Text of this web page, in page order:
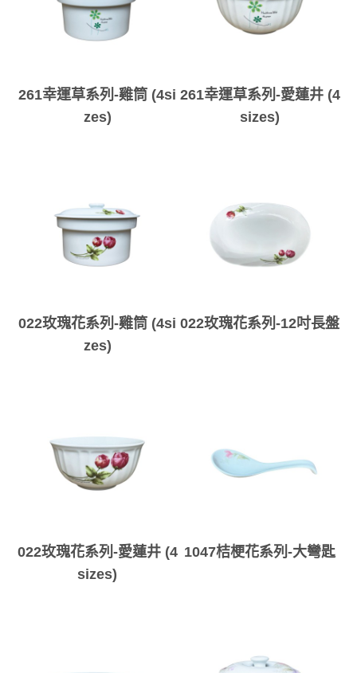
261幸運草系列-雞筒 (4si
zes)
261幸運草系列-愛蓮井 (4
sizes)
022玫瑰花系列-雞筒 (4si
zes)
022玫瑰花系列-12吋長盤
022玫瑰花系列-愛蓮井 (4
sizes)
1047桔梗花系列-大彎匙